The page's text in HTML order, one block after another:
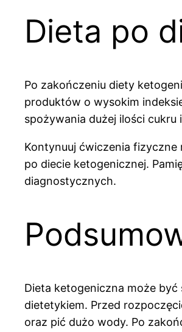
Dieta po
Po zakończeniu diety
produktów o wysokim
spożywania dużej ilości cukru
Kontynuuj ćwiczenia fizyczne
po diecie ketogenicznej.
diagnostycznych.
Dieta ketogeniczna może
dietetykiem. Przed
oraz pić dużo wody. Po